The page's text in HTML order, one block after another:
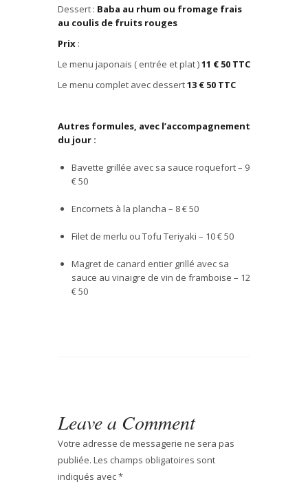
Dessert : Baba au rhum ou fromage frais
au coulis de fruits rouges
Prix :
Le menu japonais ( entrée et plat )11 € 50 TTC
Le menu complet avec dessert13 € 50 TTC
Autres formules, avec l’accompagnement
du jour :
Bavette grillée avec sa sauce roquefort – 9
€50
Encornets à la plancha – 8€ 50
Filet de merlu ou Tofu Teriyaki – 10€ 50
Magret de canard entier grillé avec sa
sauce au vinaigre de vin de framboise – 12
€ 50
Leave a Comment
Votre adresse de messagerie ne sera pas
publiée. Les champs obligatoires sont
indiqués avec*